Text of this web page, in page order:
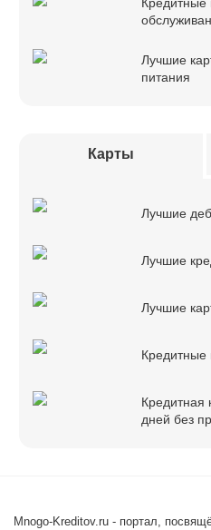
Лучшие
питания
Карты
Лучшие
Лучшие
Лучшие
Кредитные
Кредитная
дней без
Mnogo-Kreditov.ru - портал,